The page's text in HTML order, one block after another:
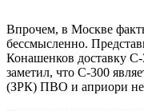
Впрочем, в Москве
бессмысленно.
Конашенков доставку
заметил, что С-300
(ЗРК) ПВО и априори не